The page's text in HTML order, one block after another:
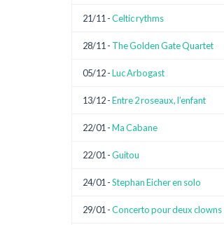
21/11 -Celtic rythms
28/11 - The Golden Gate Quartet
05/12 -Luc Arbogast
13/12 -Entre 2 roseaux, l’enfant
22/01 -Ma Cabane
22/01 -Guitou
24/01 -Stephan Eicher en solo
29/01 -Concerto pour deux clowns